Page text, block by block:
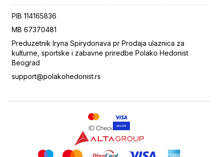
PIB 114165836
MB 67370481
Preduzetnik Iryna Spirydonava pr Prodaja ulaznica za
kulturne, sportske i zabavne priredbe Polako Hedonist
Beograd
support@polakohedonist.rs